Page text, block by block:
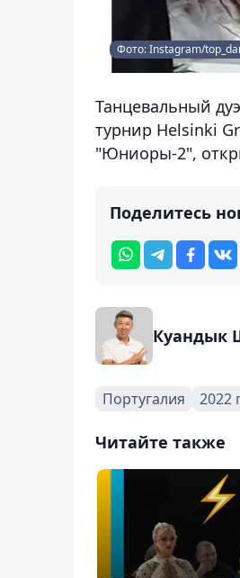
Фото: Instagram/
Танцевальный
турнир Helsinki
"Юниоры-2",
Поделитесь
Куандык
Португалия 2022
Читайте также